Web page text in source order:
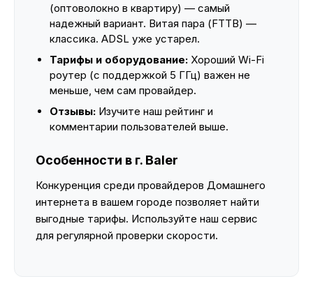
(оптоволокно в квартиру) — самый
надежный вариант. Витая пара (FTTB) —
классика. ADSL уже устарел.
Тарифы и оборудование: Хороший Wi-Fi
роутер (с поддержкой 5 ГГц) важен не
меньше, чем сам провайдер.
Отзывы: Изучите наш рейтинг и
комментарии пользователей выше.
Особенности в г. Baler
Конкуренция среди провайдеров Домашнего
интернета в вашем городе позволяет найти
выгодные тарифы. Используйте наш сервис
для регулярной проверки скорости.